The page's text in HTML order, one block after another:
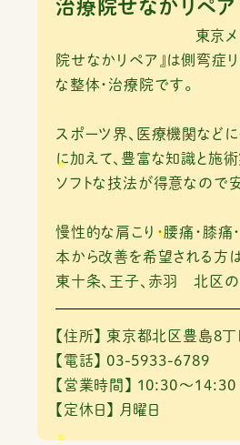
o
o
k
治療院せなかリペア
東京メトロ南北線
院せなかリペア』は側弯症
な整体・治療院です。
スポーツ界、医療機関など
に加えて、豊富な知識と施
ソフトな技法が得意なので
慢性的な肩こり・腰痛・膝
本から改善を希望される方
東十条、王子、赤羽 北区の
【住所】
東京都北区豊島8丁
【電話】
03-5933-6789
【営業時間】
10:30～
【定休日】
月曜日